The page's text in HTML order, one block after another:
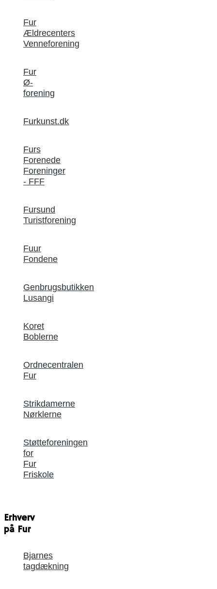
Fur
Ældrecenters
Venneforening
Fur
Ø-
forening
Furkunst.dk
Furs
Forenede
Foreninger
- FFF
Fursund
Turistforening
Fuur
Fondene
Genbrugsbutikken
Lusangi
Koret
Boblerne
Ordnecentralen
Fur
Strikdamerne
Nørklerne
Støtteforeningen
for
Fur
Friskole
Erhverv
på Fur
Bjarnes
tagdækning